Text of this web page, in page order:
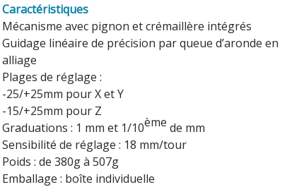
Caractéristiques
Mécanisme avec pignon et crémaillère intégrés
Guidage linéaire de précision par queue d’aronde en
alliage
Plages de réglage :
-25/+25mm pour X et Y
-15/+25mm pour Z
Graduations : 1 mm et 1/10ème de mm
Sensibilité de réglage : 18 mm/tour
Poids : de 380g à 507g
Emballage : boîte individuelle